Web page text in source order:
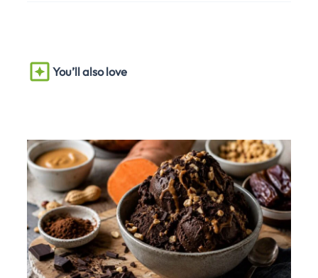
You’ll also love